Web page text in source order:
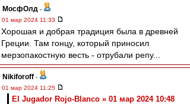
МосфОлд -
01 мар 2024 11:33
Хорошая и добрая традиция была в древней
Греции. Там гонцу, который приносил
мерзопакостную весть - отрубали репу...
Nikiforoff -
01 мар 2024 11:25
El Jugador Rojo-Blanco » 01 мар 2024 10:48